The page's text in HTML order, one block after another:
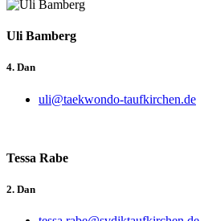
Uli Bamberg
4. Dan
uli@taekwondo-taufkirchen.de
Tessa Rabe
2. Dan